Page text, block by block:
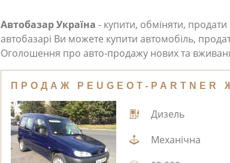
Автобазар Україна - купити, обміняти,
автобазарі Ви можете купити автомобіль,
Оголошення про авто-продажу нових та
ПРОДАЖ PEUGEOT-PARTNER
Дизель
Механічна